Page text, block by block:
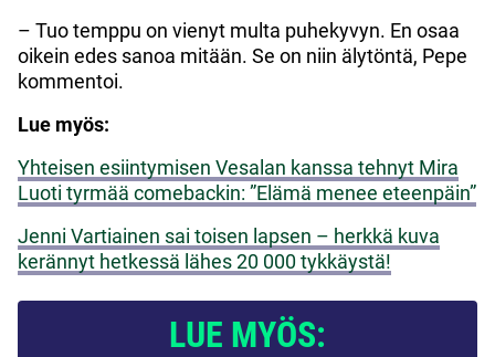
– Tuo temppu on vienyt multa puhekyvyn. En osaa
oikein edes sanoa mitään. Se on niin älytöntä, Pepe
kommentoi.
Lue myös:
Yhteisen esiintymisen Vesalan kanssa tehnyt Mira
Luoti tyrmää comebackin: ”Elämä menee eteenpäin”
Jenni Vartiainen sai toisen lapsen – herkkä kuva
kerännyt hetkessä lähes 20 000 tykkäystä!
LUE MYÖS: